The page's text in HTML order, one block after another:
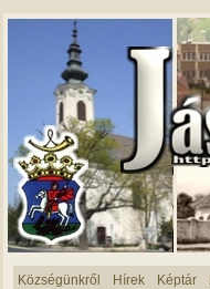
Községünkről Hírek Képtár